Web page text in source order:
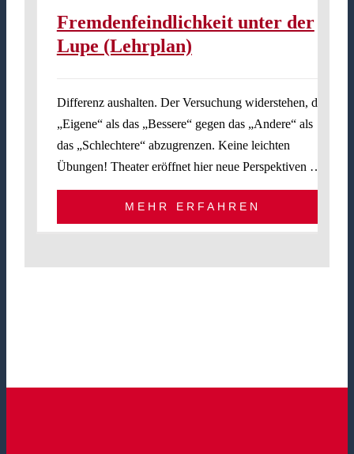
Fremdenfeindlichkeit unter der
Lupe (Lehrplan)
Differenz aushalten. Der Versuchung widerstehen, das
„Eigene“ als das „Bessere“ gegen das „Andere“ als
das „Schlechtere“ abzugrenzen. Keine leichten
Übungen! Theater eröffnet hier neue Perspektiven …
MEHR ERFAHREN